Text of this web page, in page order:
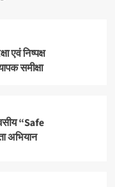
एवं निष्पक्ष
समीक्षा
“Safe
अभियान